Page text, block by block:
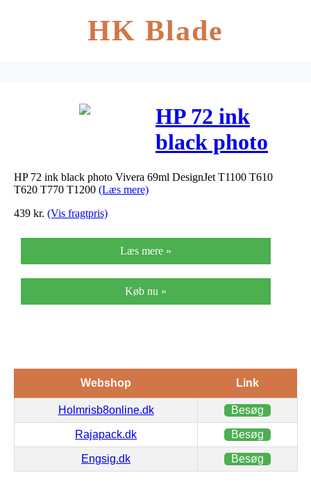
HK Blade
HP 72 ink
black photo
Vivera 69ml
HP 72 ink black photo Vivera 69ml DesignJet T1100 T610
T620 T770 T1200 (Læs mere)
439 kr. (Vis fragtpris)
Læs mere »
Køb nu »
Webshop Link
Holmrisb8online.dk Besøg
Rajapack.dk Besøg
Engsig.dk Besøg